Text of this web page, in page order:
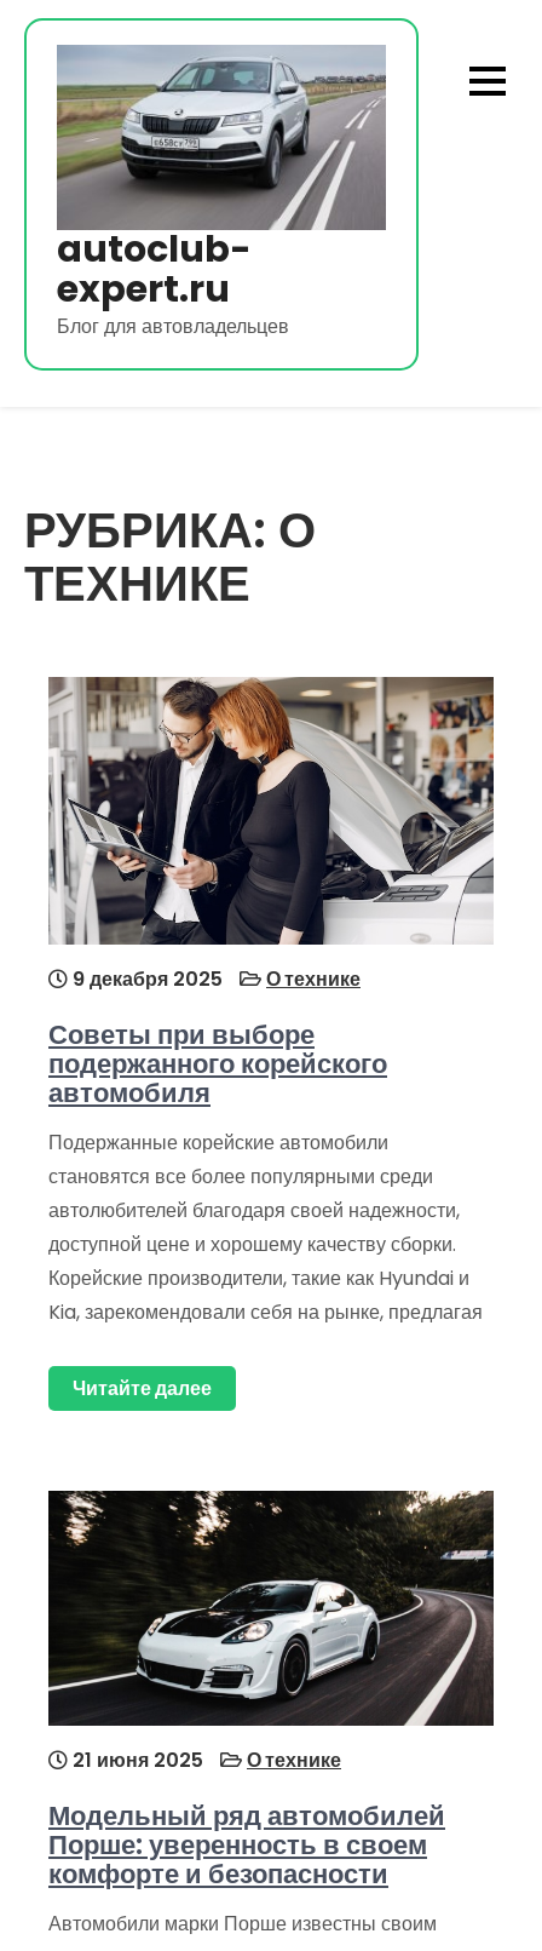
Перейти
содержимому
autoclub-
expert.ru
Блог для автовладельцев
РУБРИКА: О
ТЕХНИКЕ
9 декабря 2025 О технике
Советы при выборе
подержанного корейского
автомобиля
Подержанные корейские автомобили
становятся все более популярными среди
автолюбителей благодаря своей надежности,
доступной цене и хорошему качеству сборки.
Корейские производители, такие как Hyundai и
Kia, зарекомендовали себя на рынке, предлагая
Читайте далее
21 июня 2025 О технике
Модельный ряд автомобилей
Порше: уверенность в своем
комфорте и безопасности
Автомобили марки Порше известны своим